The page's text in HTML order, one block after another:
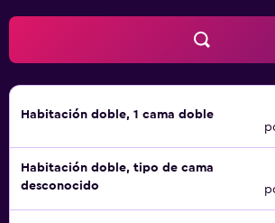
permite la entrada a la piscina de niños
años sin la supervisión de un adulto. Se
las actividades de ocio y esparcimiento
más abajo en las instalaciones o cerca
Habitación doble, 1 cama doble
Habitación doble, tipo de cama
desconocido